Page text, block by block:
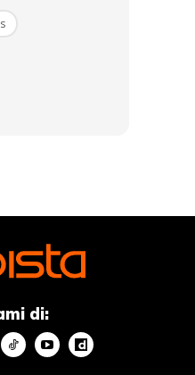
pelbagai isu
dari ibu bapa yang
di: